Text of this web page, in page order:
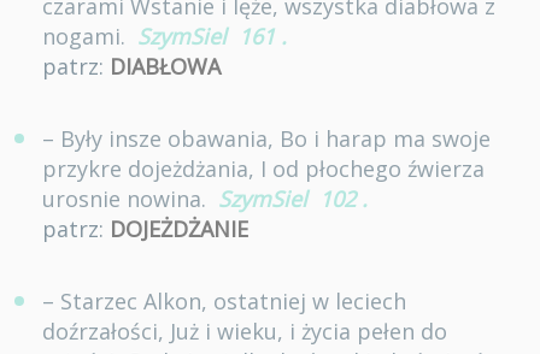
czarami Wstanie i lęże, wszystka diabłowa z
nogami. SzymSiel 161 .
patrz: DIABŁOWA
– Były insze obawania, Bo i harap ma swoje
przykre dojeżdżania, I od płochego źwierza
urosnie nowina. SzymSiel 102 .
patrz: DOJEŻDŻANIE
– Starzec Alkon, ostatniej w leciech
doźrzałości, Już i wieku, i życia pełen do